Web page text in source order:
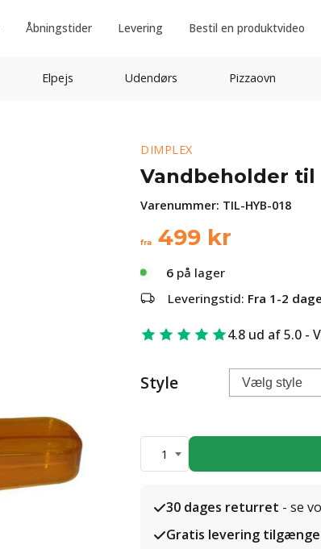
Åbningstider Levering Bestil en produktvideo
Elpejs Udendørs Pizzaovn
DIMPLEX
Vandbeholder til
Varenummer: TIL-HYB-018
fra 499 kr
6 på lager
Leveringstid: Fra 1-2
4.8 ud af 5.0 -
Style
1
30 dages returret - se
Gratis levering